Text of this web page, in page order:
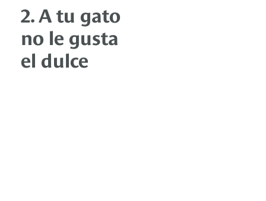
2. A tu gato
no le gusta
el dulce